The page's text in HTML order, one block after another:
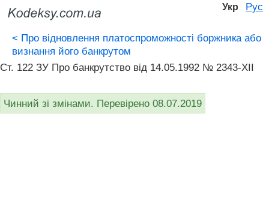
Укр Рус
< Про відновлення платоспроможності боржника або
визнання його банкрутом
Ст. 122 ЗУ Про банкрутство вiд 14.05.1992 № 2343-XII
Чинний зі змінами. Перевірено 08.07.2019